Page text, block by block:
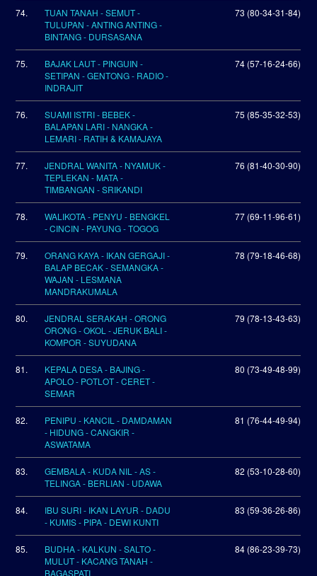
74.
TUAN TANAH - SEMUT -
TULUPAN - ANTING ANTING -
BINTANG - DURSASANA
73 (80-34-31-84)
75.
BAJAK LAUT - PINGUIN -
SETIPAN - GENTONG - RADIO -
INDRAJIT
74 (57-16-24-66)
76.
SUAMI ISTRI - BEBEK -
BALAPAN LARI - NANGKA -
LEMARI - RATIH & KAMAJAYA
75 (85-35-32-53)
77.
JENDRAL WANITA - NYAMUK -
TEPLEKAN - MATA -
TIMBANGAN - SRIKANDI
76 (81-40-30-90)
78.
WALIKOTA - PENYU - BENGKEL
- CINCIN - PAYUNG - TOGOG
77 (69-11-96-61)
79.
ORANG KAYA - IKAN GERGAJI -
BALAP BECAK - SEMANGKA -
WAJAN - LESMANA
MANDRAKUMALA
78 (79-18-46-68)
80.
JENDRAL SERAKAH - ORONG
ORONG - OKOL - JERUK BALI -
KOMPOR - SUYUDANA
79 (78-13-43-63)
81.
KEPALA DESA - BAJING -
APOLO - POTLOT - CERET -
SEMAR
80 (73-49-48-99)
82.
PENIPU - KANCIL - DAMDAMAN
- HIDUNG - CANGKIR -
ASWATAMA
81 (76-44-49-94)
83.
GEMBALA - KUDA NIL - AS -
TELINGA - BERLIAN - UDAWA
82 (53-10-28-60)
84.
IBU SURI - IKAN LAYUR - DADU
- KUMIS - PIPA - DEWI KUNTI
83 (59-36-26-86)
85.
BUDHA - KALKUN - SALTO -
MULUT - KACANG TANAH -
BAGASPATI
84 (86-23-39-73)